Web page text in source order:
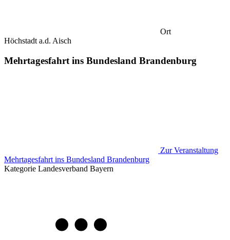
Ort
Höchstadt a.d. Aisch
Mehrtagesfahrt ins Bundesland Brandenburg
Zur Veranstaltung
Mehrtagesfahrt ins Bundesland Brandenburg
Kategorie Landesverband Bayern